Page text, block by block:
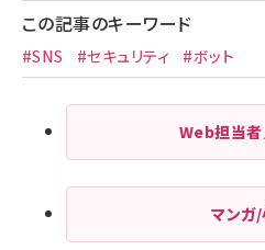
この記事のキーワード
#SNS #セキュリティ #ボット
Web担当
マンガ